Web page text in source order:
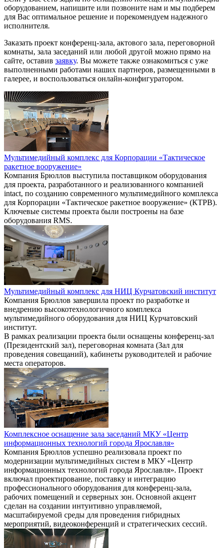
оборудованием, напишите или позвоните нам и мы подберем
для Вас оптимальное решение и порекомендуем надежного
исполнителя.
Заказать проект конференц-зала, актового зала, переговорной
комнаты, зала заседаний или любой другой можно прямо на
сайте, оставив заявку. Вы можете также ознакомиться с уже
выполненными работами наших партнеров, размещенными в
галерее, и воспользоваться онлайн-конфигуратором.
Мультимедийный комплекс для Корпорации «Тактическое
ракетное вооружение»
Компания Брюллов выступила поставщиком оборудования
для проекта, разработанного и реализованного компанией
intact, по созданию современного мультимедийного комплекса
для Корпорации «Тактическое ракетное вооружение» (КТРВ).
Ключевые системы проекта были построены на базе
оборудования RMS.
Мультимедийный комплекс для НИЦ Курчатовский институт
Компания Брюллов завершила проект по разработке и
внедрению высокотехнологичного комплекса
мультимедийного оборудования для НИЦ Курчатовский
институт.
В рамках реализации проекта были оснащены конференц-зал
(Президентский зал), переговорная комната (Зал для
проведения совещаний), кабинеты руководителей и рабочие
места операторов.
Комплексное оснащение зала заседаний МКУ «Центр
информационных технологий города Ярославля»
Компания Брюллов успешно реализовала проект по
модернизации мультимедийных систем в МКУ «Центр
информационных технологий города Ярославля». Проект
включал проектирование, поставку и интеграцию
профессионального оборудования для конференц-зала,
рабочих помещений и серверных зон. Основной акцент
сделан на создании интуитивно управляемой,
масштабируемой среды для проведения гибридных
мероприятий, видеоконференций и стратегических сессий.